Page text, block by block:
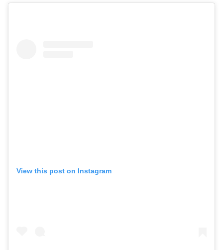
View this post on Instagram